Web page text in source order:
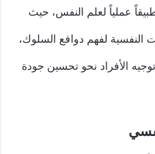
عملياً لعلم النفس، حيث
النفسية لفهم دوافع السلوك،
الأفراد نحو تحسين جودة